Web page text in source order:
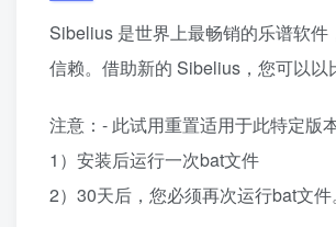
Sibelius 是世界上最畅销的乐谱软
信赖。借助新的 Sibelius，您可以以
注意：- 此试用重置适用于此特定版
1）安装后运行一次bat文件
2）30天后，您必须再次运行bat文